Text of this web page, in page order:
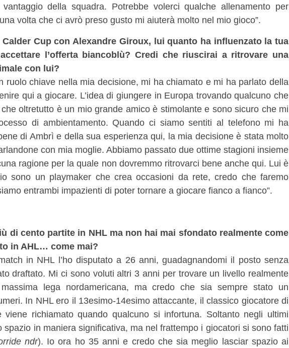
della squadra. Potrebbe volerci qualche allenamento per
volta che ci avrò preso gusto mi aiuterà molto nel mio gioco”.
Cup con Alexandre Giroux, lui quanto ha influenzato la tua
l’offerta biancoblù? Credi che riuscirai a ritrovare una
con lui?
ruolo chiave nella mia decisione, mi ha chiamato e mi ha parlato della
qui a giocare. L’idea di giungere in Europa trovando qualcuno che
oltretutto è un mio grande amico è stimolante e sono sicuro che mi
di ambientamento. Quando ci siamo sentiti al telefono mi ha
di Ambrì e della sua esperienza qui, la mia decisione è stata molto
con mia moglie. Abbiamo passato due ottime stagioni insieme
ragione per la quale non dovremmo ritrovarci bene anche qui. Lui è
sono un playmaker che crea occasioni da rete, credo che faremo
entrambi impazienti di poter tornare a giocare fianco a fianco”.
di cento partite in NHL ma non hai mai sfondato realmente come
in AHL… come mai?
in NHL l’ho disputato a 26 anni, guadagnandomi il posto senza
draftato. Mi ci sono voluti altri 3 anni per trovare un livello realmente
lega nordamericana, ma credo che sia sempre stato un
In NHL ero il 13esimo-14esimo attaccante, il classico giocatore di
viene richiamato quando qualcuno si infortuna. Soltanto negli ultimi
spazio in maniera significativa, ma nel frattempo i giocatori si sono fatti
ndr). Io ora ho 35 anni e credo che sia meglio lasciar spazio ai